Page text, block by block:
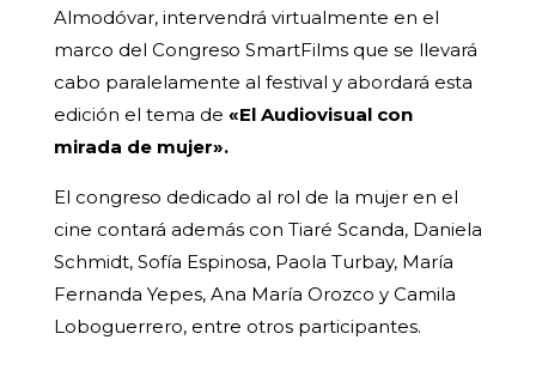
Almodóvar, intervendrá virtualmente en el
marco del Congreso SmartFilms que se llevará
cabo paralelamente al festival y abordará esta
edición el tema de «El Audiovisual con
mirada de mujer».
El congreso dedicado al rol de la mujer en el
cine contará además con Tiaré Scanda, Daniela
Schmidt, Sofía Espinosa, Paola Turbay, María
Fernanda Yepes, Ana María Orozco y Camila
Loboguerrero, entre otros participantes.